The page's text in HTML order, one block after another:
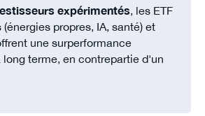
expérimentés, les ETF
propres, IA, santé) et
une surperformance
terme, en contrepartie d'un